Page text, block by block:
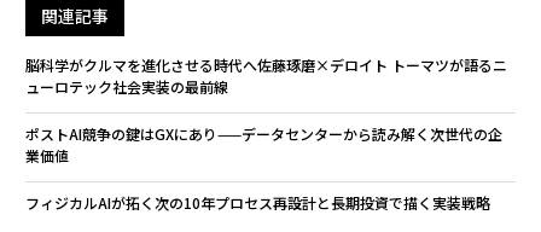
関連記事
脳科学がクルマを進化させる時代へ――佐藤琢磨×デロイト トーマツが語るニ
ューロテック社会実装の最前線
ポストAI競争の鍵はGXにあり——データセンターから読み解く次世代の企
業価値
フィジカルAIが拓く次の10年――プロセス再設計と長期投資で描く実装戦略